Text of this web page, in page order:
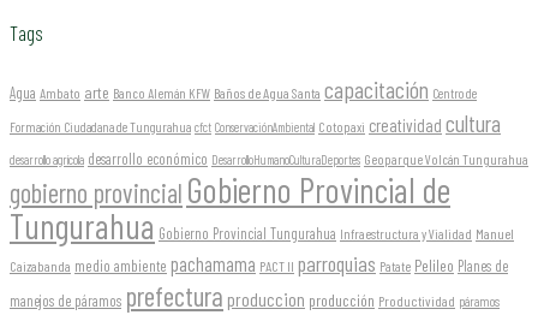
Tags
Agua Ambato arte Banco Alemán KFW Baños de Agua Santa capacitación Centro de
Formación Ciudadana de Tungurahua cfct ConservaciónAmbiental Cotopaxi creatividad cultura
desarrollo agrícola desarrollo económico DesarrolloHumanoCulturaDeportes Geoparque Volcán Tungurahua
gobierno provincial Gobierno Provincial de
Tungurahua Gobierno Provincial Tungurahua Infraestructura y Vialidad Manuel
Caizabanda medio ambiente pachamama PACT II parroquias Patate Pelileo Planes de
manejos de páramos prefectura produccion producción Productividad páramos